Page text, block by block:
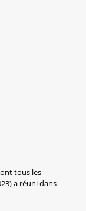
tous les
a réuni dans